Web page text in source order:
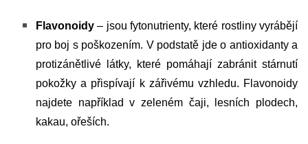
Flavonoidy – jsou fytonutrienty, které rostliny vyrábějí
pro boj s poškozením. V podstatě jde o antioxidanty a
protizánětlivé látky, které pomáhají zabránit stárnutí
pokožky a přispívají k zářivému vzhledu. Flavonoidy
najdete například v zeleném čaji, lesních plodech,
kakau, ořeších.